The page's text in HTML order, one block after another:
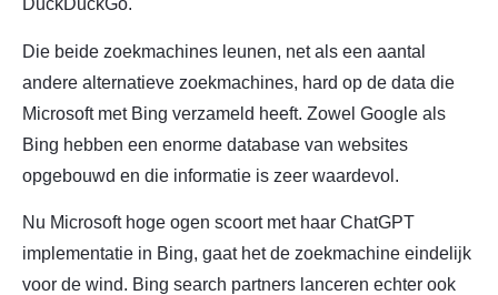
DuckDuckGo.
Die beide zoekmachines leunen, net als een aantal
andere alternatieve zoekmachines, hard op de data die
Microsoft met Bing verzameld heeft. Zowel Google als
Bing hebben een enorme database van websites
opgebouwd en die informatie is zeer waardevol.
Nu Microsoft hoge ogen scoort met haar ChatGPT
implementatie in Bing, gaat het de zoekmachine eindelijk
voor de wind. Bing search partners lanceren echter ook